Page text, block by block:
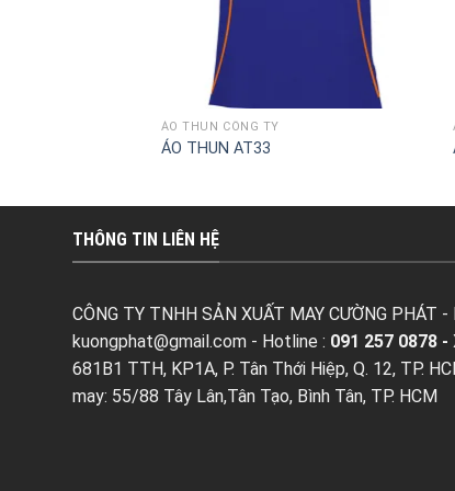
ÁO THUN CÔNG TY
ÁO THUN AT33
THÔNG TIN LIÊN HỆ
CÔNG TY TNHH SẢN XUẤT MAY CƯỜNG PHÁT -
kuongphat@gmail.com- Hotline : 091 257 0878 -
681B1 TTH, KP1A, P. Tân Thới Hiệp, Q. 12, TP.
may: 55/88 Tây Lân,Tân Tạo, Bình Tân, TP. HCM